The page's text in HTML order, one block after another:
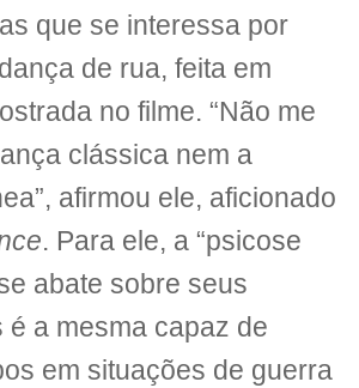
que se interessa por
de rua, feita em
no filme. “Não me
clássica nem a
afirmou ele, aficionado
. Para ele, a “psicose
abate sobre seus
é a mesma capaz de
em situações de guerra